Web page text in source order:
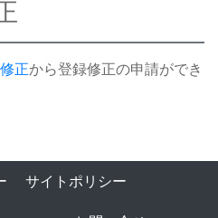
正から登録修正の申請ができ
サイトポリシー